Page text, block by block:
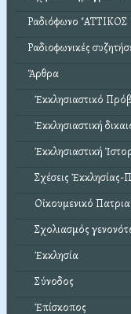
Ραδιόφωνο
Ραδιοφωνικές
Ἄρθρα
Ἐκκλησιαστικό
Ἐκκλησιαστική
Ἐκκλησιαστική
Σχέσεις Ἐκκλησίας-
Οἰκουμενικό
Σχολιασμός
Ἐκκλησία
Σύνοδος
Ἐπίσκοπος